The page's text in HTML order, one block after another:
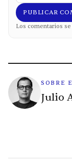
PUBLICAR
Los comentarios
SOBRE
Julio